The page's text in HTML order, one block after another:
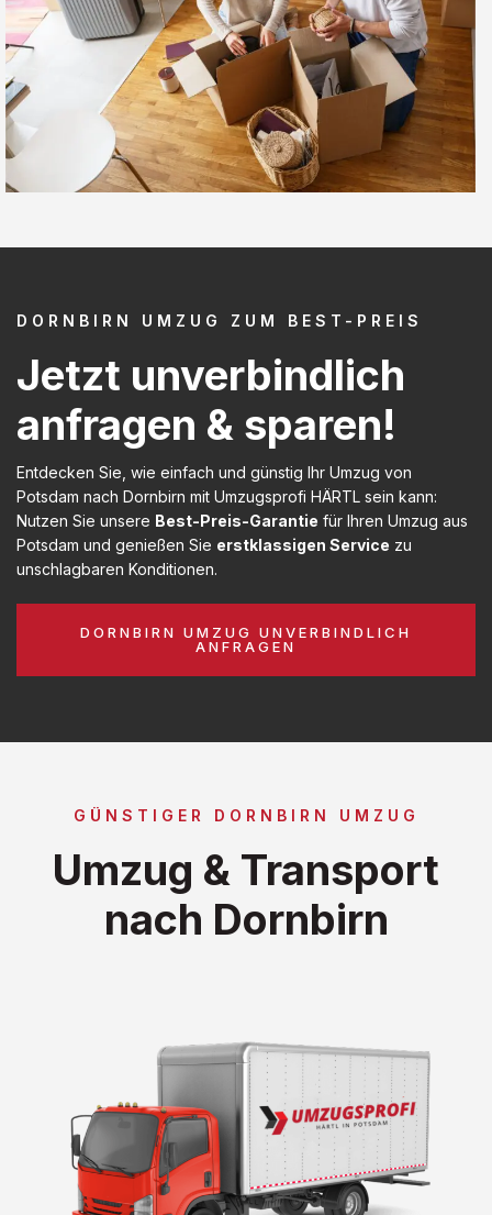
DORNBIRN UMZUG ZUM BEST-PREIS
Jetzt unverbindlich
anfragen & sparen!
Entdecken Sie, wie einfach und günstig Ihr Umzug von
Potsdam nach Dornbirn mit Umzugsprofi HÄRTL sein kann:
Nutzen Sie unsere Best-Preis-Garantie für Ihren Umzug aus
Potsdam und genießen Sie erstklassigen Service zu
unschlagbaren Konditionen.
DORNBIRN UMZUG UNVERBINDLICH
ANFRAGEN
GÜNSTIGER DORNBIRN UMZUG
Umzug & Transport
nach Dornbirn